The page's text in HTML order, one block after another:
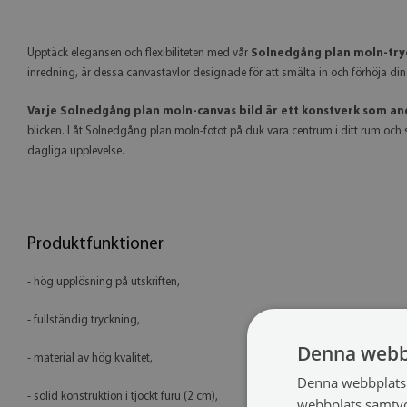
Upptäck elegansen och flexibiliteten med vår Solnedgång plan moln-
inredning, är dessa canvastavlor designade för att smälta in och förhöja
Varje Solnedgång plan moln-canvas bild är ett konstverk som
blicken. Låt Solnedgång plan moln-fotot på duk vara centrum i ditt rum
dagliga upplevelse.
Produktfunktioner
- hög upplösning på utskriften,
- fullständig tryckning,
- material av hög kvalitet,
- solid konstruktion i tjockt furu (2 cm),
Denna
Denna